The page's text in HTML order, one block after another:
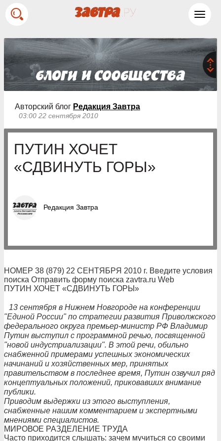
Авторский блог Редакция Завтра
03:00 22 сентября 2010
ПУТИН ХОЧЕТ
«СДВИНУТЬ ГОРЫ»
Редакция Завтра
НОМЕР 38 (879) 22 СЕНТЯБРЯ 2010 г. Введите условия
поиска Отправить форму поиска zavtra.ru Web
ПУТИН ХОЧЕТ «СДВИНУТЬ ГОРЫ»
13 сентября в Нижнем Новгороде на конференции
"Единой России" по стратегии развития Приволжского
федерального округа премьер-министр РФ Владимир
Путин выступил с программной речью, посвященной
"новой индустриализации". В этой речи, обильно
снабженной примерами успешных экономических
начинаний и хозяйственных мер, принятых
правительством в последнее время, Путин озвучил ряд
концептуальных положений, приковавших внимание
публики.
Приводим выдержки из этого выступления,
снабженные нашим комментарием и экспертными
мнениями специалистов.
МИРОВОЕ РАЗДЕЛЕНИЕ ТРУДА
Часто приходится слышать: зачем мучиться со своими